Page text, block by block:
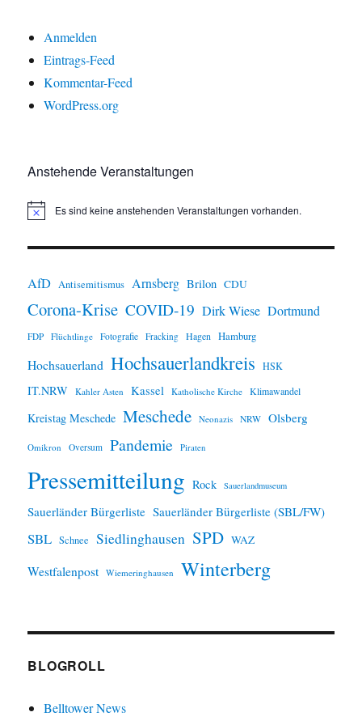
Anmelden
Eintrags-Feed
Kommentar-Feed
WordPress.org
Anstehende Veranstaltungen
H
Es sind keine anstehenden Veranstaltungen vorhanden.
AfD Antisemitismus Arnsberg Brilon CDU
Corona-Krise COVID-19 Dirk Wiese Dortmund
FDP Flüchtlinge Fotografie Fracking Hagen Hamburg
Hochsauerland Hochsauerlandkreis HSK
IT.NRW Kahler Asten Kassel Katholische Kirche Klimawandel
Kreistag Meschede Meschede Neonazis NRW Olsberg
Omikron Oversum Pandemie Piraten
Pressemitteilung Rock Sauerlandmuseum
Sauerländer Bürgerliste Sauerländer Bürgerliste (SBL/FW)
SBL Schnee Siedlinghausen SPD WAZ
Westfalenpost Wiemeringhausen Winterberg
BLOGROLL
Belltower News